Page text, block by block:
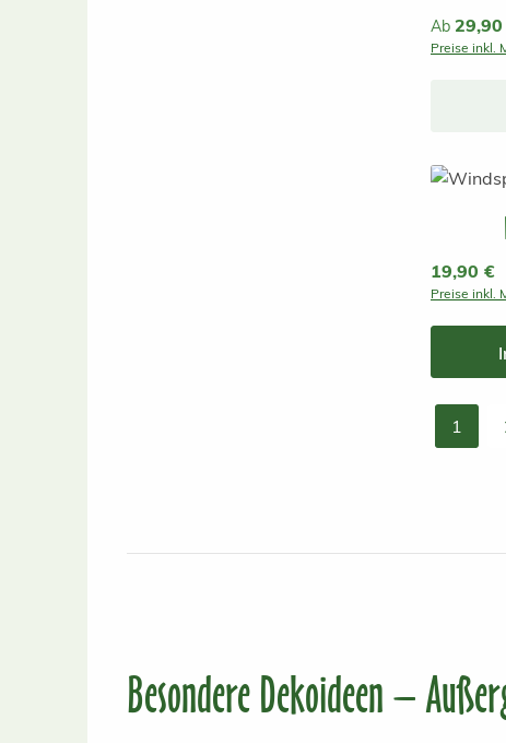
Regulärer
Ab
Preise inkl.
Regulärer
19,90 €
Preise inkl.
Seite
1
Besondere Dekoideen –